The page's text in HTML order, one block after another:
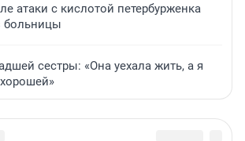
атаки с кислотой петербурженка
больницы
сестры: «Она уехала жить, а я